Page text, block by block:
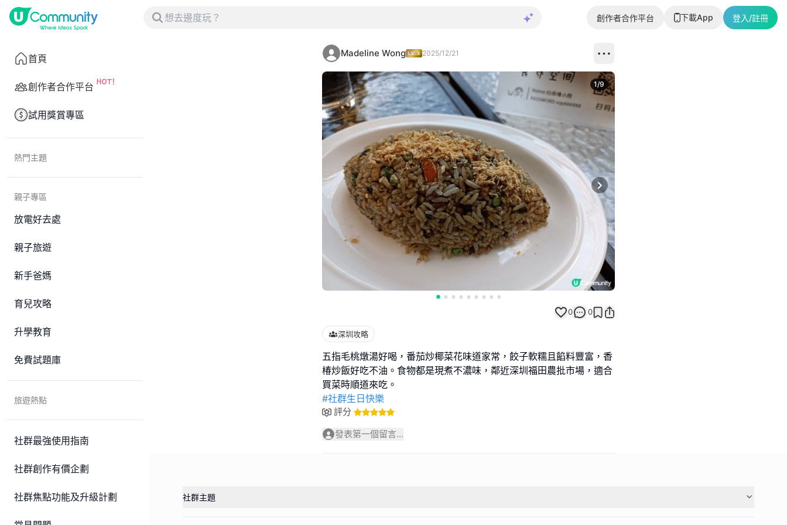
創作者合作平台 下載App 登入/註冊
首頁
創作者合作平台
試用獎賞專區
熱門主題
親子專區
放電好去處
親子旅遊
新手爸媽
育兒攻略
升學教育
免費試題庫
旅遊熱點
社群最強使用指南
社群創作有價企劃
社群焦點功能及升級計劃
Madeline Wong 2025/12/21
Next slide
1/9
0 0
深圳攻略
五指毛桃燉湯好喝，番茄炒椰菜花味道家常，餃子軟糯且餡料豐富，香
椿炒飯好吃不油。食物都是現煮不濃味，鄰近深圳福田農批市場，適合
#社群生日快樂
評分
發表第一個留言...
社群主題